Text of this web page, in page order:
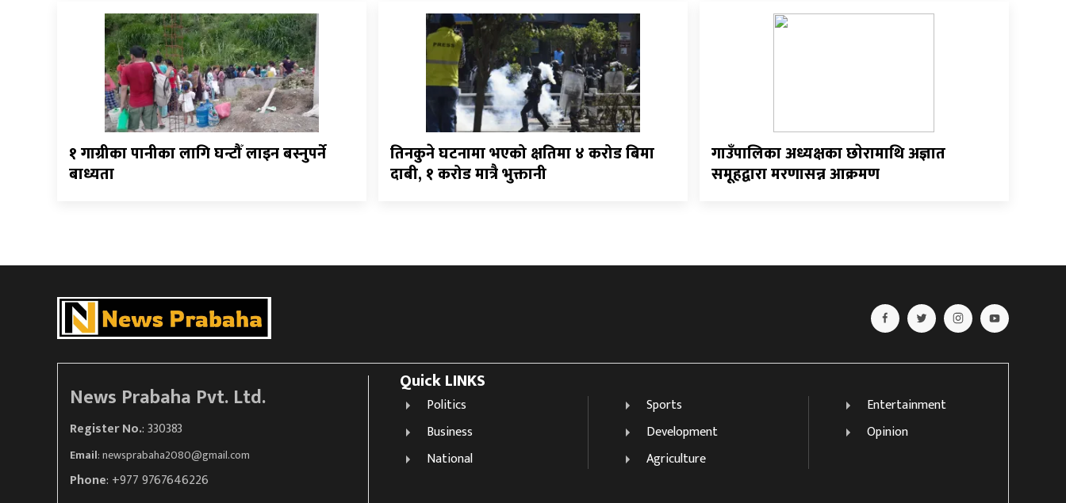
१ गाग्रीका पानीका लागि घन्टौँ लाइन बस्नुपर्ने
बाध्यता
तिनकुने घटनामा भएको क्षतिमा ४ करोड बिमा
दाबी, १ करोड मात्रै भुक्तानी
गाउँपालिका अध्यक्षका छाेरामाथि अज्ञात
समूहद्वारा मरणासन्न आक्रमण
News Prabaha Pvt. Ltd.
Register No.: 330383
Email:newsprabaha2080@gmail.com
Phone: +977 9767646226
Quick LINKS
Politics
Business
National
Sports
Development
Agriculture
Entertainment
Opinion